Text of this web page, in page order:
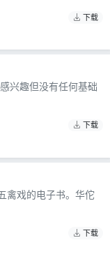
下载
兴趣但没有任何基础
下载
禽戏的电子书。华佗
下载